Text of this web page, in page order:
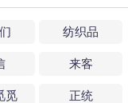
纺织品
来客
觅 正统